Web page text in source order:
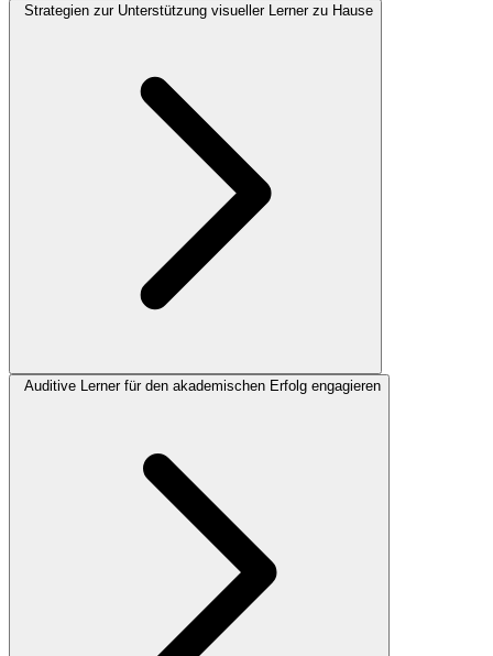
Strategien zur Unterstützung visueller Lerner zu Hause
Auditive Lerner für den akademischen Erfolg engagieren